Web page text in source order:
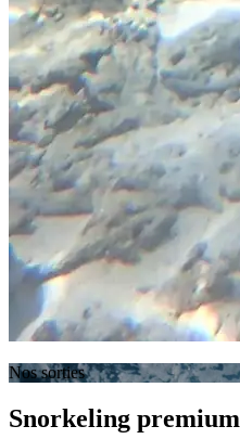
Nos sorties
Snorkeling premium